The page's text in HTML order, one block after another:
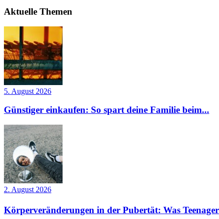
Aktuelle Themen
5. August 2026
Günstiger einkaufen: So spart deine Familie beim...
2. August 2026
Körperveränderungen in der Pubertät: Was